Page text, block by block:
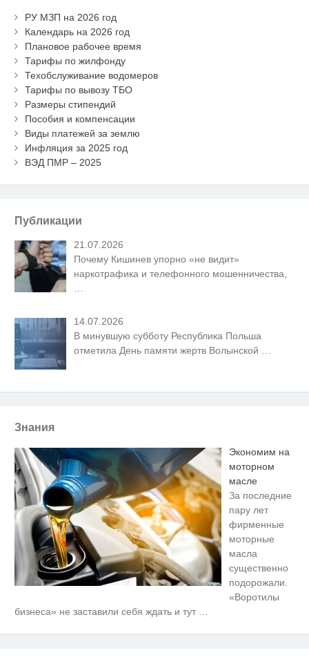
РУ МЗП на 2026 год
Календарь на 2026 год
Плановое рабочее время
Тарифы по жилфонду
Техобслуживание водомеров
Тарифы по вывозу ТБО
Размеры стипендий
Пособия и компенсации
Виды платежей за землю
Инфляция за 2025 год
ВЭД ПМР – 2025
Публикации
21.07.2026
Почему Кишинев упорно «не видит»
наркотрафика и телефонного мошенничества,
14.07.2026
В минувшую субботу Республика Польша
отметила День памяти жертв Волынской …
Знания
Экономим на
моторном
масле
За последние
пару лет
фирменные
моторные
масла
существенно
подорожали.
«Воротилы
бизнеса» не заставили себя ждать и тут
пересмотришь не раз